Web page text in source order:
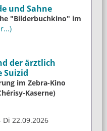
und Sahne
"Bilderbuchkino" im
der ärztlich
Suizid
im Zebra-Kino
Kaserne)
Di 22.09.2026